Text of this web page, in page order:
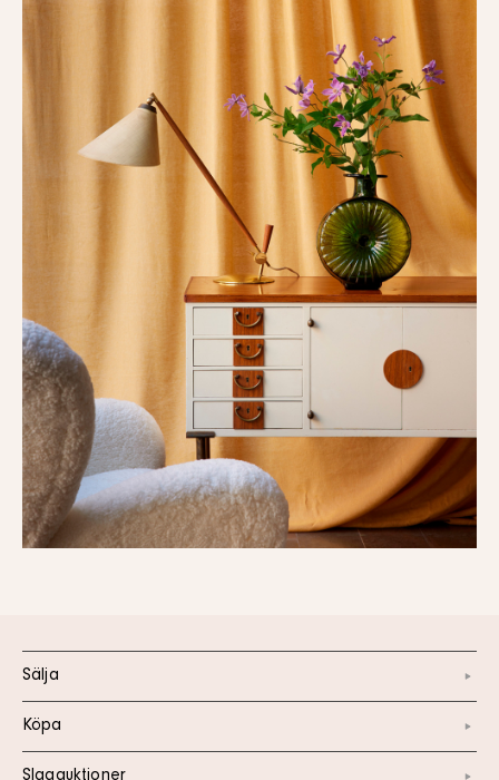
Sälja
Köpa